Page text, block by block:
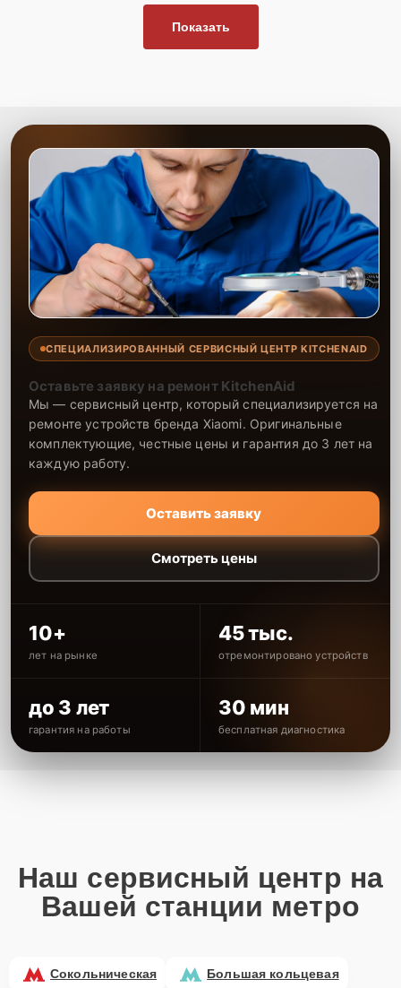
Показать
СПЕЦИАЛИЗИРОВАННЫЙ СЕРВИСНЫЙ ЦЕНТР KITCHENAID
Оставьте заявку на ремонт KitchenAid
Мы — сервисный центр, который специализируется на
ремонте устройств бренда Xiaomi. Оригинальные
комплектующие, честные цены и гарантия до 3 лет на
каждую работу.
Оставить заявку
Смотреть цены
10+
лет на рынке
45 тыс.
отремонтировано устройств
до 3 лет
гарантия на работы
30 мин
бесплатная диагностика
Наш сервисный центр на
Вашей станции метро
Сокольническая Большая кольцевая